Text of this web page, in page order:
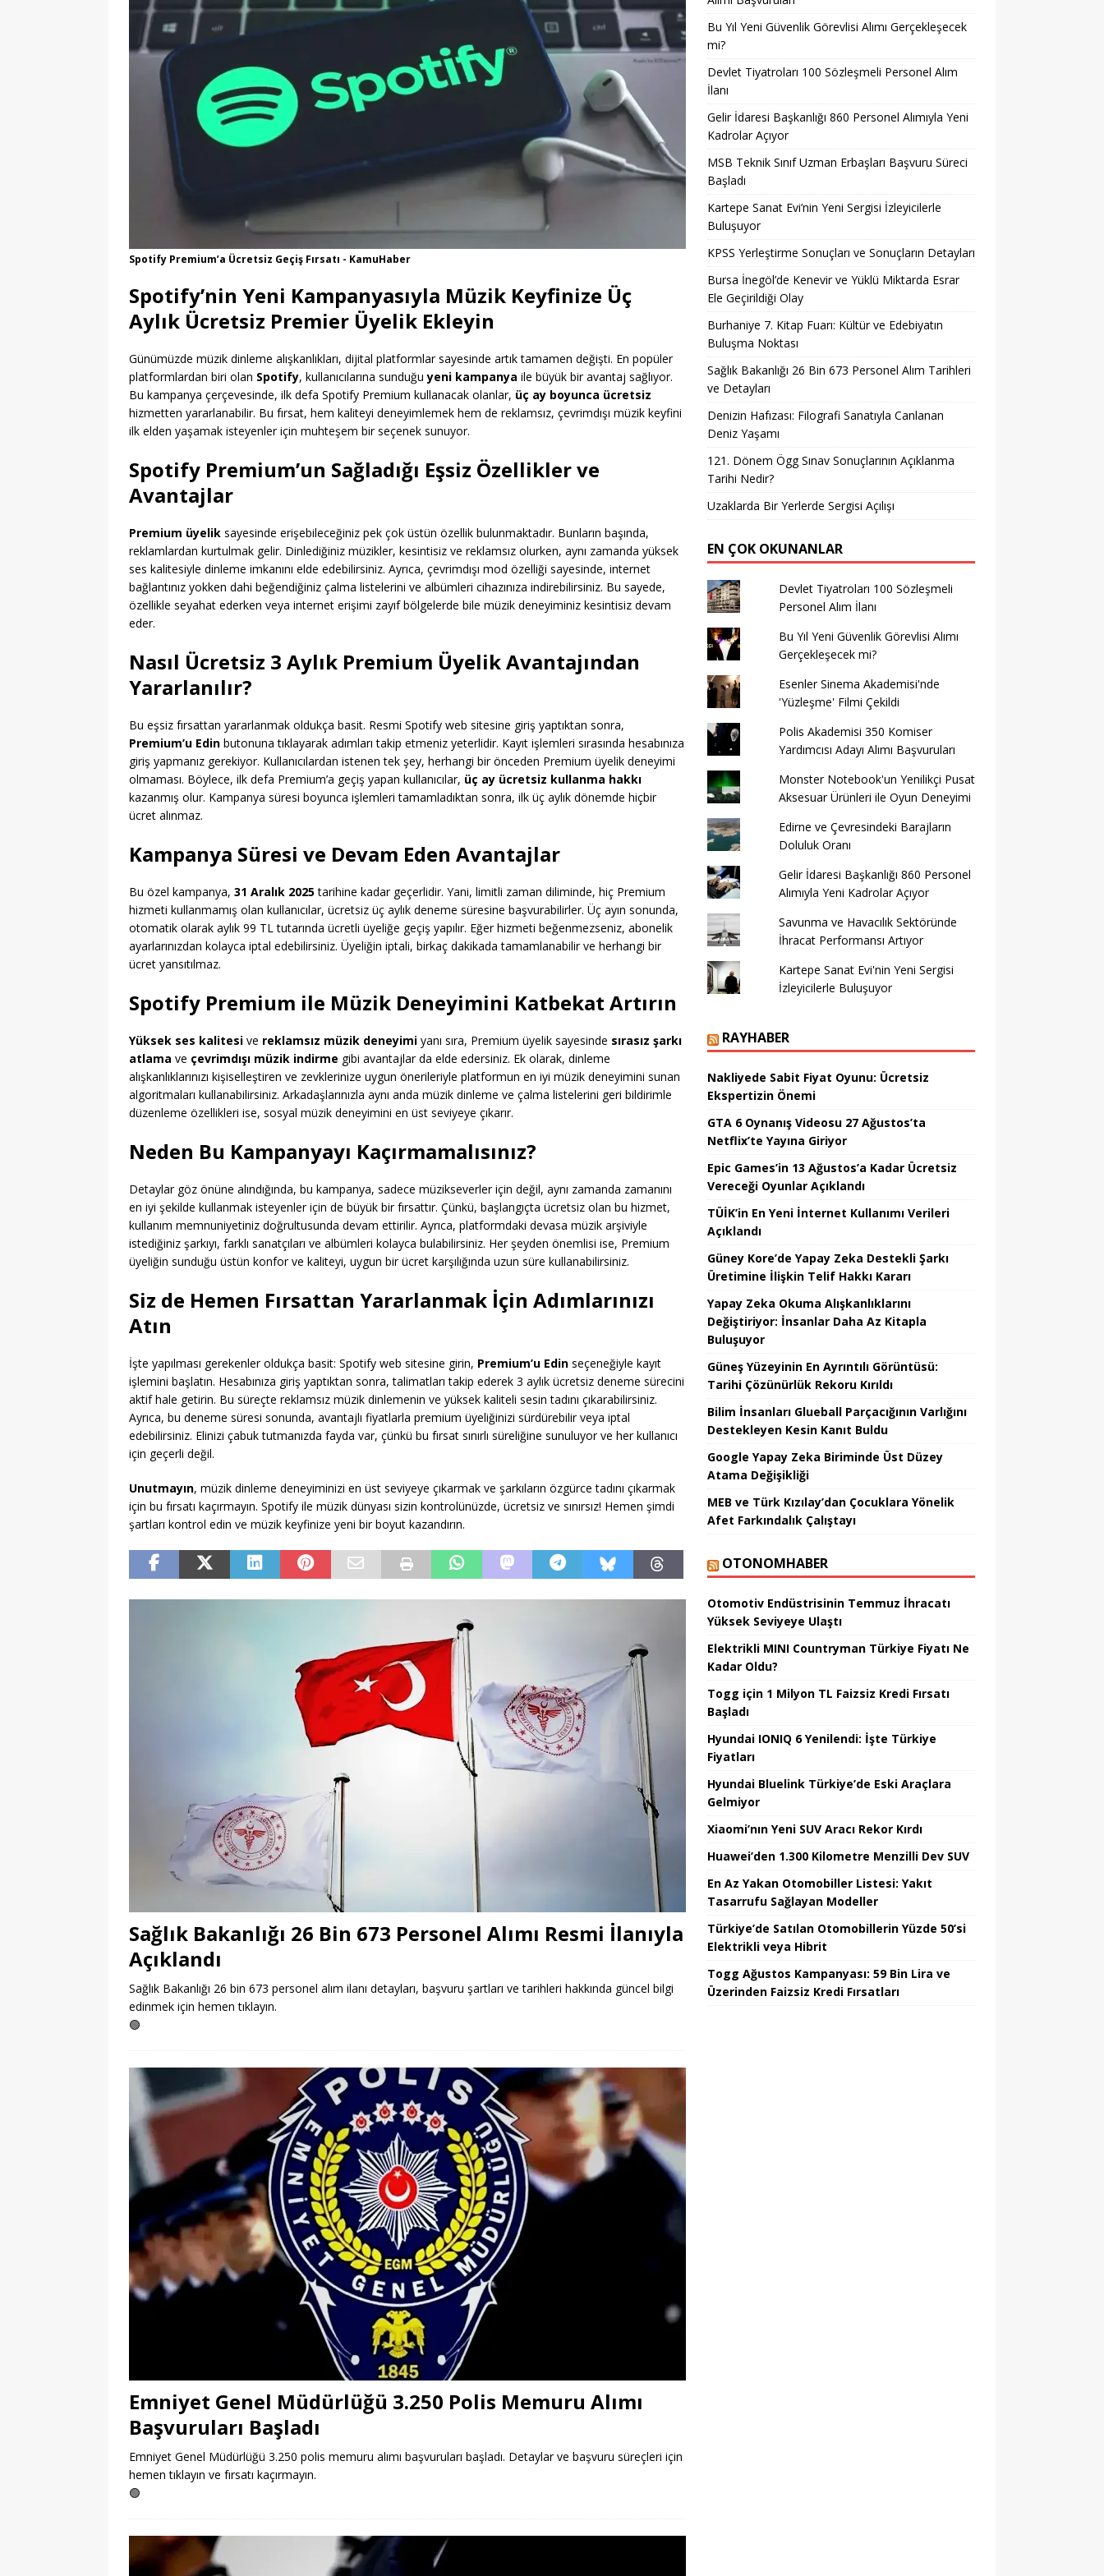
Spotify Premium’a Ücretsiz Geçiş Fırsatı - KamuHaber
Spotify’nin Yeni Kampanyasıyla Müzik Keyfinize Üç
Aylık Ücretsiz Premier Üyelik Ekleyin
Günümüzde müzik dinleme alışkanlıkları, dijital platformlar sayesinde artık tamamen değişti. En popüler
platformlardan biri olan Spotify, kullanıcılarına sunduğuyeni kampanya ile büyük bir avantaj sağlıyor.
Bu kampanya çerçevesinde, ilk defa Spotify Premium kullanacak olanlar, üç ay boyunca ücretsiz
hizmetten yararlanabilir. Bu fırsat, hem kaliteyi deneyimlemek hem de reklamsız, çevrimdışı müzik keyfini
ilk elden yaşamak isteyenler için muhteşem bir seçenek sunuyor.
Spotify Premium’un Sağladığı Eşsiz Özellikler ve
Avantajlar
Premium üyelik sayesinde erişebileceğiniz pek çok üstün özellik bulunmaktadır. Bunların başında,
reklamlardan kurtulmak gelir. Dinlediğiniz müzikler, kesintisiz ve reklamsız olurken, aynı zamanda yüksek
ses kalitesiyle dinleme imkanını elde edebilirsiniz. Ayrıca, çevrimdışı mod özelliği sayesinde, internet
bağlantınız yokken dahi beğendiğiniz çalma listelerini ve albümleri cihazınıza indirebilirsiniz. Bu sayede,
özellikle seyahat ederken veya internet erişimi zayıf bölgelerde bile müzik deneyiminiz kesintisiz devam
eder.
Nasıl Ücretsiz 3 Aylık Premium Üyelik Avantajından
Yararlanılır?
Bu eşsiz fırsattan yararlanmak oldukça basit. Resmi Spotify web sitesine giriş yaptıktan sonra,
Premium’u Edin butonuna tıklayarak adımları takip etmeniz yeterlidir. Kayıt işlemleri sırasında hesabınıza
giriş yapmanız gerekiyor. Kullanıcılardan istenen tek şey, herhangi bir önceden Premium üyelik deneyimi
olmaması. Böylece, ilk defa Premium’a geçiş yapan kullanıcılar, üç ay ücretsiz kullanma hakkı
kazanmış olur. Kampanya süresi boyunca işlemleri tamamladıktan sonra, ilk üç aylık dönemde hiçbir
ücret alınmaz.
Kampanya Süresi ve Devam Eden Avantajlar
Bu özel kampanya, 31 Aralık 2025tarihine kadar geçerlidir. Yani, limitli zaman diliminde, hiç Premium
hizmeti kullanmamış olan kullanıcılar, ücretsiz üç aylık deneme süresine başvurabilirler. Üç ayın sonunda,
otomatik olarak aylık 99 TL tutarında ücretli üyeliğe geçiş yapılır. Eğer hizmeti beğenmezseniz, abonelik
ayarlarınızdan kolayca iptal edebilirsiniz. Üyeliğin iptali, birkaç dakikada tamamlanabilir ve herhangi bir
ücret yansıtılmaz.
Spotify Premium ile Müzik Deneyimini Katbekat Artırın
Yüksek ses kalitesi ve reklamsız müzik deneyimi yanı sıra, Premium üyelik sayesinde sırasız şarkı
atlama ve çevrimdışı müzik indirme gibi avantajlar da elde edersiniz. Ek olarak, dinleme
alışkanlıklarınızı kişiselleştiren ve zevklerinize uygun önerileriyle platformun en iyi müzik deneyimini sunan
algoritmaları kullanabilirsiniz. Arkadaşlarınızla aynı anda müzik dinleme ve çalma listelerini geri bildirimle
düzenleme özellikleri ise, sosyal müzik deneyimini en üst seviyeye çıkarır.
Neden Bu Kampanyayı Kaçırmamalısınız?
Detaylar göz önüne alındığında, bu kampanya, sadece müzikseverler için değil, aynı zamanda zamanını
en iyi şekilde kullanmak isteyenler için de büyük bir fırsattır. Çünkü, başlangıçta ücretsiz olan bu hizmet,
kullanım memnuniyetiniz doğrultusunda devam ettirilir. Ayrıca, platformdaki devasa müzik arşiviyle
istediğiniz şarkıyı, farklı sanatçıları ve albümleri kolayca bulabilirsiniz. Her şeyden önemlisi ise, Premium
üyeliğin sunduğu üstün konfor ve kaliteyi, uygun bir ücret karşılığında uzun süre kullanabilirsiniz.
Siz de Hemen Fırsattan Yararlanmak İçin Adımlarınızı
Atın
İşte yapılması gerekenler oldukça basit: Spotify web sitesine girin, Premium’u Edin seçeneğiyle kayıt
işlemini başlatın. Hesabınıza giriş yaptıktan sonra, talimatları takip ederek 3 aylık ücretsiz deneme sürecini
aktif hale getirin. Bu süreçte reklamsız müzik dinlemenin ve yüksek kaliteli sesin tadını çıkarabilirsiniz.
Ayrıca, bu deneme süresi sonunda, avantajlı fiyatlarla premium üyeliğinizi sürdürebilir veya iptal
edebilirsiniz. Elinizi çabuk tutmanızda fayda var, çünkü bu fırsat sınırlı süreliğine sunuluyor ve her kullanıcı
için geçerli değil.
Unutmayın, müzik dinleme deneyiminizi en üst seviyeye çıkarmak ve şarkıların özgürce tadını çıkarmak
için bu fırsatı kaçırmayın. Spotify ile müzik dünyası sizin kontrolünüzde, ücretsiz ve sınırsız! Hemen şimdi
şartları kontrol edin ve müzik keyfinize yeni bir boyut kazandırın.
Sağlık Bakanlığı 26 Bin 673 Personel Alımı Resmi İlanıyla
Açıklandı
Sağlık Bakanlığı 26 bin 673 personel alım ilanı detayları, başvuru şartları ve tarihleri hakkında güncel bilgi
edinmek için hemen tıklayın.
🟢
Emniyet Genel Müdürlüğü 3.250 Polis Memuru Alımı
Başvuruları Başladı
Emniyet Genel Müdürlüğü 3.250 polis memuru alımı başvuruları başladı. Detaylar ve başvuru süreçleri için
hemen tıklayın ve fırsatı kaçırmayın.
🟢
Bu Yıl Yeni Güvenlik Görevlisi Alımı Gerçekleşecek
mi?
Devlet Tiyatroları 100 Sözleşmeli Personel Alım
İlanı
Gelir İdaresi Başkanlığı 860 Personel Alımıyla Yeni
Kadrolar Açıyor
MSB Teknik Sınıf Uzman Erbaşları Başvuru Süreci
Başladı
Kartepe Sanat Evi’nin Yeni Sergisi İzleyicilerle
Buluşuyor
KPSS Yerleştirme Sonuçları ve Sonuçların Detayları
Bursa İnegöl’de Kenevir ve Yüklü Miktarda Esrar
Ele Geçirildiği Olay
Burhaniye 7. Kitap Fuarı: Kültür ve Edebiyatın
Buluşma Noktası
Sağlık Bakanlığı 26 Bin 673 Personel Alım Tarihleri
ve Detayları
Denizin Hafızası: Filografi Sanatıyla Canlanan
Deniz Yaşamı
121. Dönem Ögg Sınav Sonuçlarının Açıklanma
Tarihi Nedir?
Uzaklarda Bir Yerlerde Sergisi Açılışı
EN ÇOK OKUNANLAR
Devlet Tiyatroları 100 Sözleşmeli
Personel Alım İlanı
Bu Yıl Yeni Güvenlik Görevlisi Alımı
Gerçekleşecek mi?
Esenler Sinema Akademisi'nde
'Yüzleşme' Filmi Çekildi
Polis Akademisi 350 Komiser
Yardımcısı Adayı Alımı Başvuruları
Monster Notebook'un Yenilikçi Pusat
Aksesuar Ürünleri ile Oyun Deneyimi
Edirne ve Çevresindeki Barajların
Doluluk Oranı
Gelir İdaresi Başkanlığı 860 Personel
Alımıyla Yeni Kadrolar Açıyor
Savunma ve Havacılık Sektöründe
İhracat Performansı Artıyor
Kartepe Sanat Evi'nin Yeni Sergisi
İzleyicilerle Buluşuyor
RAYHABER
Nakliyede Sabit Fiyat Oyunu: Ücretsiz
Ekspertizin Önemi
GTA 6 Oynanış Videosu 27 Ağustos’ta
Netflix’te Yayına Giriyor
Epic Games’in 13 Ağustos’a Kadar Ücretsiz
Vereceği Oyunlar Açıklandı
TÜİK’in En Yeni İnternet Kullanımı Verileri
Açıklandı
Güney Kore’de Yapay Zeka Destekli Şarkı
Üretimine İlişkin Telif Hakkı Kararı
Yapay Zeka Okuma Alışkanlıklarını
Değiştiriyor: İnsanlar Daha Az Kitapla
Buluşuyor
Güneş Yüzeyinin En Ayrıntılı Görüntüsü:
Tarihi Çözünürlük Rekoru Kırıldı
Bilim İnsanları Glueball Parçacığının Varlığını
Destekleyen Kesin Kanıt Buldu
Google Yapay Zeka Biriminde Üst Düzey
Atama Değişikliği
MEB ve Türk Kızılay’dan Çocuklara Yönelik
Afet Farkındalık Çalıştayı
OTONOMHABER
Otomotiv Endüstrisinin Temmuz İhracatı
Yüksek Seviyeye Ulaştı
Elektrikli MINI Countryman Türkiye Fiyatı Ne
Kadar Oldu?
Togg için 1 Milyon TL Faizsiz Kredi Fırsatı
Başladı
Hyundai IONIQ 6 Yenilendi: İşte Türkiye
Fiyatları
Hyundai Bluelink Türkiye’de Eski Araçlara
Gelmiyor
Xiaomi’nın Yeni SUV Aracı Rekor Kırdı
Huawei’den 1.300 Kilometre Menzilli Dev SUV
En Az Yakan Otomobiller Listesi: Yakıt
Tasarrufu Sağlayan Modeller
Türkiye’de Satılan Otomobillerin Yüzde 50’si
Elektrikli veya Hibrit
Togg Ağustos Kampanyası: 59 Bin Lira ve
Üzerinden Faizsiz Kredi Fırsatları